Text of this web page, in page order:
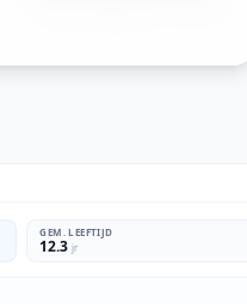
GEM. LEEFTIJD
12.3 jr